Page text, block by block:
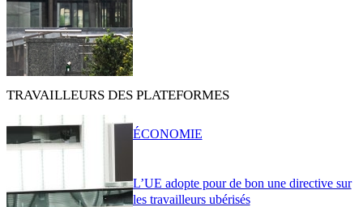
TRAVAILLEURS DES PLATEFORMES
L’UE adopte pour de bon une directive sur
les travailleurs ubérisés
ÉCONOMIE